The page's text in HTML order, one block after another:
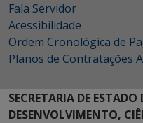
Fala Servidor
Acessibilidade
Ordem Cronológica de
Planos de Contratações
SECRETARIA DE
DESENVOLVIMENTO,